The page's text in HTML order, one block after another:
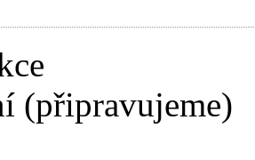
(připravujeme)